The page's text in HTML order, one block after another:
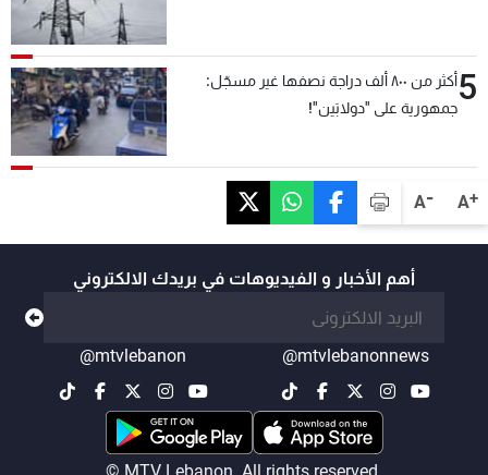
A+
A-
5
أكثر من ٨٠٠ ألف دراجة نصفها غير مسجّل:
جمهورية على "دولابَين"!
أهم الأخبار و الفيديوهات في بريدك الالكتروني
@mtvlebanonnews
@mtvlebanon